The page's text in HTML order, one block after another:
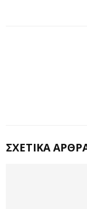
ΣΧΕΤΙΚΆ